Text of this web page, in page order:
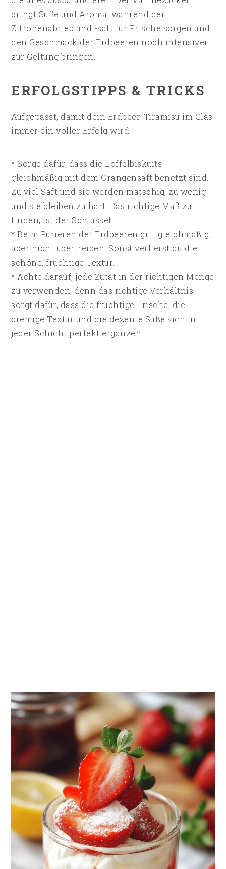
bringt Süße und Aroma, während der
Zitronenabrieb und -saft für Frische sorgen und
den Geschmack der Erdbeeren noch intensiver
zur Geltung bringen.
ERFOLGSTIPPS & TRICKS
Aufgepasst, damit dein Erdbeer-Tiramisu im Glas
immer ein voller Erfolg wird:
* Sorge dafür, dass die Löffelbiskuits
gleichmäßig mit dem Orangensaft benetzt sind.
Zu viel Saft und sie werden matschig, zu wenig
und sie bleiben zu hart. Das richtige Maß zu
finden, ist der Schlüssel.
* Beim Pürieren der Erdbeeren gilt: gleichmäßig,
aber nicht übertreiben. Sonst verlierst du die
schöne, fruchtige Textur.
* Achte darauf, jede Zutat in der richtigen Menge
zu verwenden, denn das richtige Verhältnis
sorgt dafür, dass die fruchtige Frische, die
cremige Textur und die dezente Süße sich in
jeder Schicht perfekt ergänzen.